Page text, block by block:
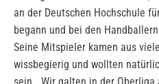
an der Deutschen Hochschule
begann und bei den
Seine Mitspieler kamen aus
wissbegierig und wollten